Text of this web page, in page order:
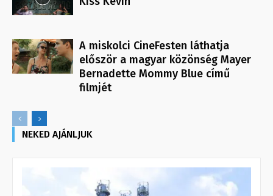
A miskolci CineFesten láthatja
először a magyar közönség Mayer
Bernadette Mommy Blue című
filmjét
NEKED AJÁNLJUK